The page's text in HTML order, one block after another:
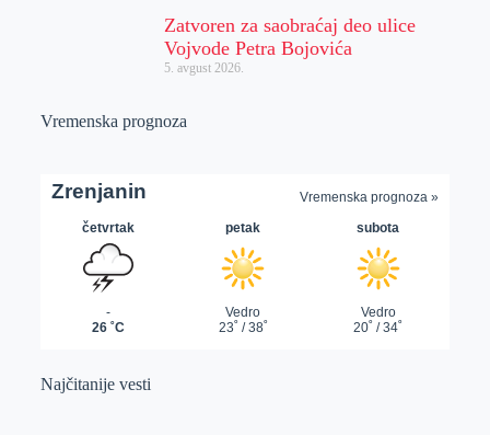
Zatvoren za saobraćaj deo ulice
Vojvode Petra Bojovića
5. avgust 2026.
Vremenska prognoza
Najčitanije vesti